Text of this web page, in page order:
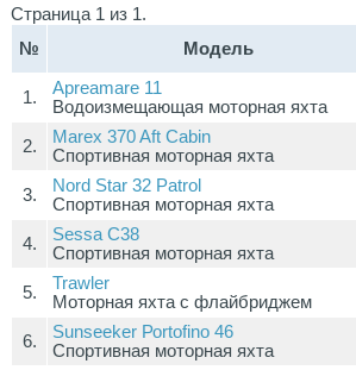
Страница 1 из 1.
№
Модель
1.
Apreamare 11
Водоизмещающая моторная яхта
2.
Marex 370 Aft Cabin
Спортивная моторная яхта
3.
Nord Star 32 Patrol
Спортивная моторная яхта
4.
Sessa C38
Спортивная моторная яхта
5.
Trawler
Моторная яхта с флайбриджем
6.
Sunsееkеr Роrtofinо 46
Спортивная моторная яхта